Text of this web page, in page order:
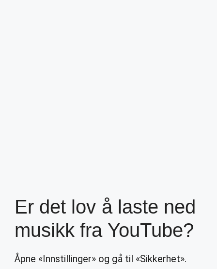
Er det lov å laste ned
musikk fra YouTube?
Åpne «Innstillinger» og gå til «Sikkerhet».